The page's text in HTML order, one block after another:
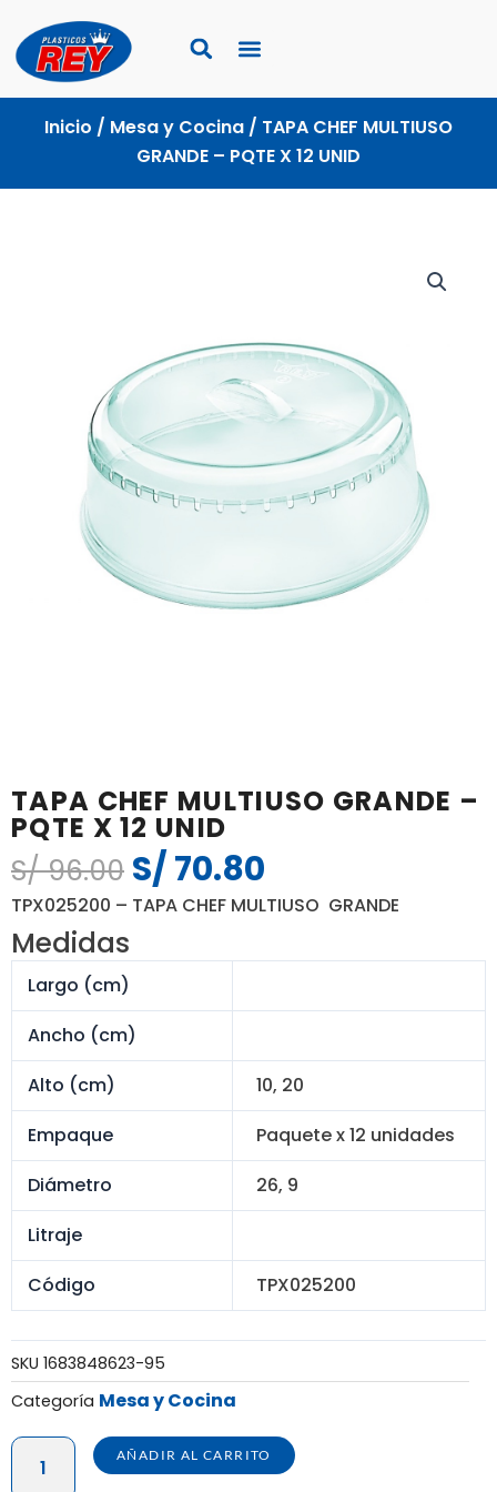
contenido
Inicio / Mesa y Cocina / TAPA CHEF MULTIUSO
GRANDE – PQTE X 12 UNID
TAPA CHEF MULTIUSO GRANDE –
PQTE X 12 UNID
S/96.00 El
precio
era:
S/70.80
precio
es:
TPX025200 – TAPA CHEF MULTIUSO GRANDE
Medidas
Largo (cm)
Ancho (cm)
Alto (cm)
10, 20
Empaque
Paquete x 12 unidades
Diámetro
26, 9
Litraje
Código
TPX025200
SKU 1683848623-95
Categoría Mesa y Cocina
TAPA
CHEF
AÑADIR AL CARRITO